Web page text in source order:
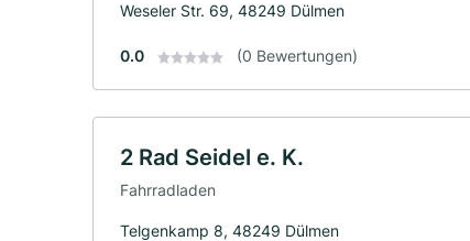
Weseler Str. 69, 48249 Dülmen
0.0 (0 Bewertungen)
2 Rad Seidel e. K.
Fahrradladen
Telgenkamp 8, 48249 Dülmen